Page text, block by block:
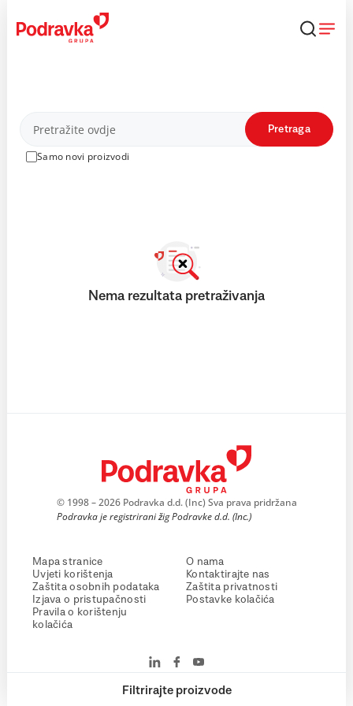
content
Proizvodi
Samo novi proizvodi
Pretraga
Filtrirajte proizvode
Nema rezultata pretraživanja
© 1998 – 2026 Podravka d.d. (Inc) Sva prava pridržana
Podravka je registrirani žig Podravke d.d. (Inc.)
Mapa stranice
Uvjeti korištenja
Zaštita osobnih podataka
Izjava o pristupačnosti
Pravila o korištenju
kolačića
O nama
Kontaktirajte nas
Zaštita privatnosti
Postavke kolačića